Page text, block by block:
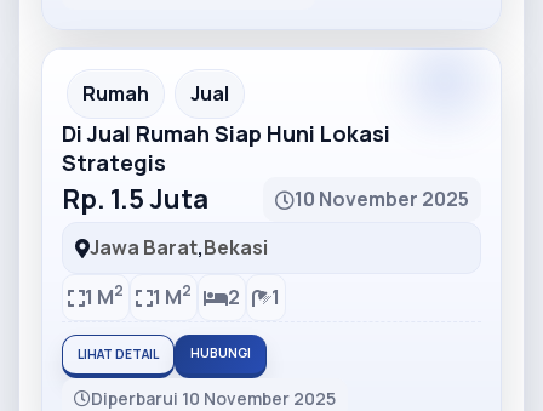
Partner Ad
Rumah Jual
Di Jual Rumah Siap Huni Lokasi
Strategis
Rp. 1.5 Juta
10 November 2025
Jawa Barat,Bekasi
1 M2 1 M2 2 1
LIHAT DETAIL HUBUNGI
Diperbarui 10 November 2025